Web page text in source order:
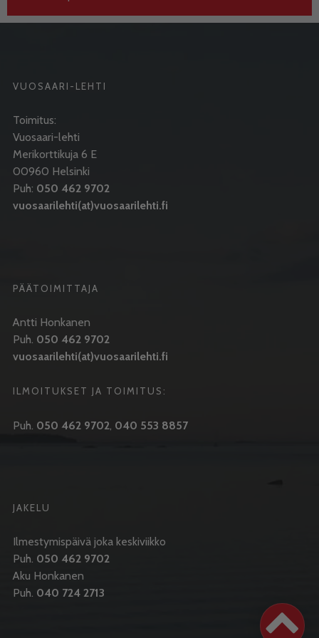
VUOSAARI-LEHTI
Toimitus:
Vuosaari-lehti
Merikorttikuja 6 E
00960 Helsinki
Puh: 050 462 9702
vuosaarilehti(at)vuosaarilehti.fi
PÄÄTOIMITTAJA
Antti Honkanen
Puh. 050 462 9702
vuosaarilehti(at)vuosaarilehti.fi
ILMOITUKSET JA TOIMITUS:
Puh. 050 462 9702, 040 553 8857
JAKELU
Ilmestymispäivä joka keskiviikko
Puh. 050 462 9702
Aku Honkanen
Puh. 040 724 2713